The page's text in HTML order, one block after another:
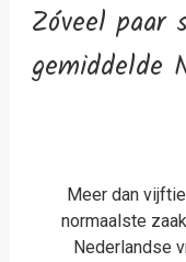
Zóveel paar
gemiddelde
Meer dan
normaalste
Nederlandse